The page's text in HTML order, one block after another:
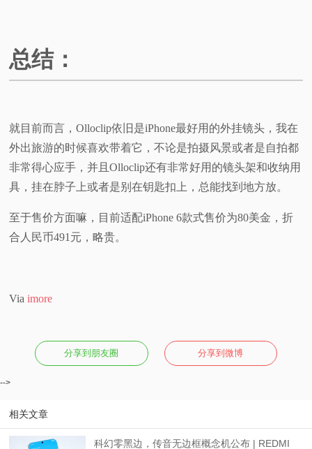
总结：
就目前而言，Olloclip依旧是iPhone最好用的外挂镜头，我在
外出旅游的时候喜欢带着它，不论是拍摄风景或者是自拍都
非常得心应手，并且Olloclip还有非常好用的镜头架和收纳用
具，挂在脖子上或者是别在钥匙扣上，总能找到地方放。
至于售价方面嘛，目前适配iPhone 6款式售价为80美金，折
合人民币491元，略贵。
Viaimore
分享到朋友圈 分享到微博
-->
相关文章
科幻零黑边，传音无边框概念机公布 | REDMI